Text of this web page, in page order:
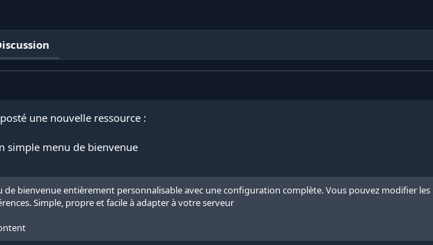
une nouvelle ressource :
simple menu de bienvenue
de bienvenue entièrement personnalisable avec une configuration complète. Vous pouvez modifier
Simple, propre et facile à adapter à votre serveur